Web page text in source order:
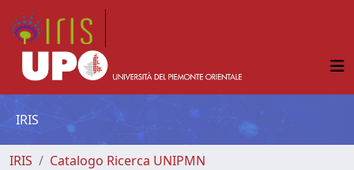
IRIS
IRIS
Catalogo Ricerca UNIPMN